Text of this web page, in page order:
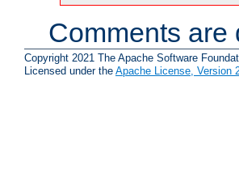
Comments are
Copyright 2021 The Apache Software
Licensed under the Apache License, Version